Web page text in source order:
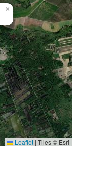
×
Leaflet | Tiles © Esri